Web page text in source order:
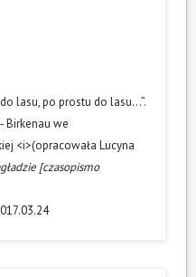
lasu, po prostu do lasu…”.
Birkenau we
<i>(opracowała Lucyna
[czasopismo